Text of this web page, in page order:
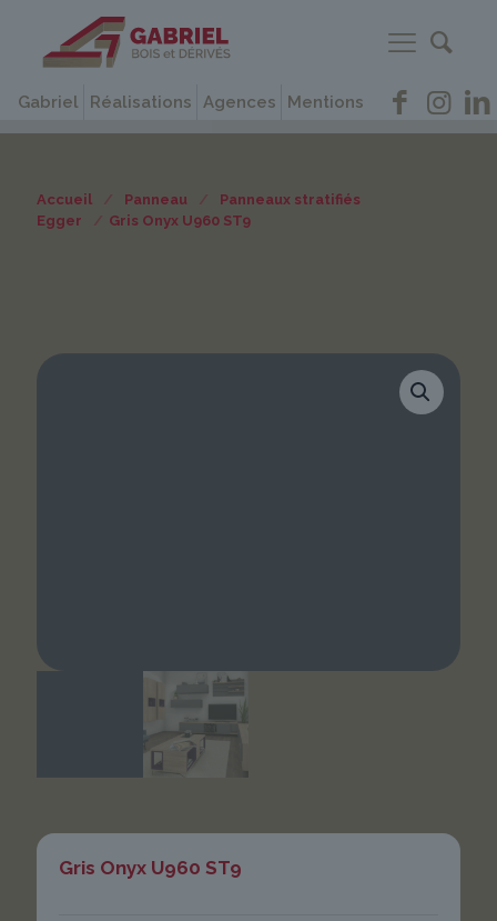
Gabriel Réalisations Agences Mentions
Accueil / Panneau /
Panneaux stratifiés
Egger
/ Gris Onyx U960 ST9
Gris Onyx U960 ST9